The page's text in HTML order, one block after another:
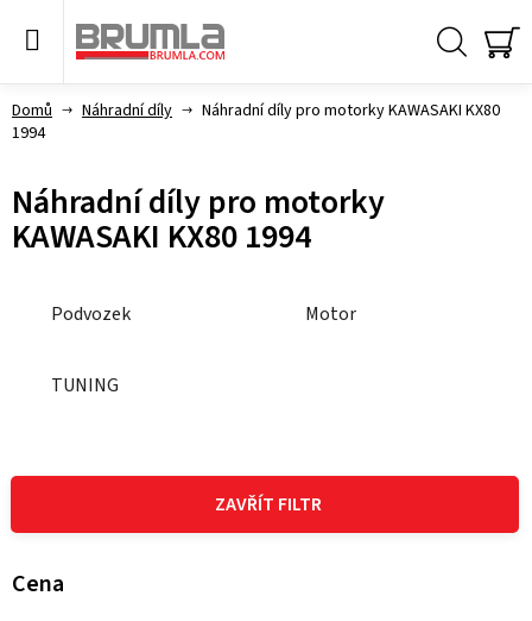
Domů Náhradní díly
Náhradní díly pro motorky KAWASAKI KX80
1994
Náhradní díly pro motorky
KAWASAKI KX80 1994
Podvozek Motor
TUNING
ZAVŘÍT FILTR
Cena
V
p
i